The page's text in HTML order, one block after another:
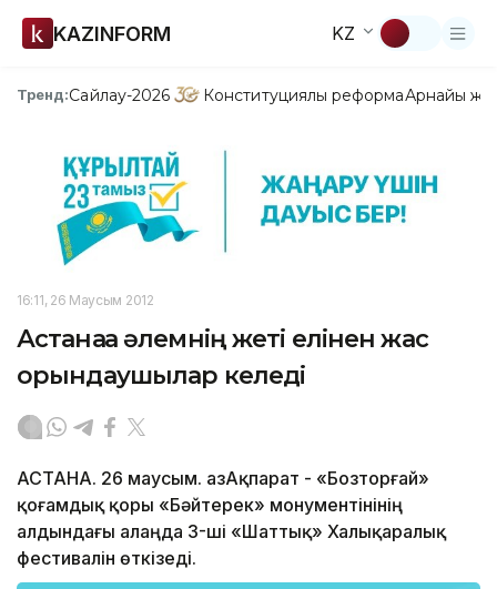
KAZINFORM KZ
Тренд:Сайлау-2026 Конституциялық реформаАрнайы
16:11, 26 Маусым 2012
Астанаға әлемнің жеті елінен жас
орындаушылар келеді
АСТАНА. 26 маусым. ҚазАқпарат - «Бозторғай»
қоғамдық қоры «Бәйтерек» монументінінің
алдындағы алаңда 3-ші «Шаттық» Халықаралық
фестивалін өткізеді.